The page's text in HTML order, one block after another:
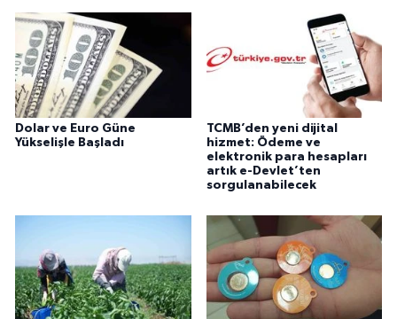
Dolar ve Euro Güne
Yükselişle Başladı
TCMB’den yeni dijital
hizmet: Ödeme ve
elektronik para hesapları
artık e-Devlet’ten
sorgulanabilecek